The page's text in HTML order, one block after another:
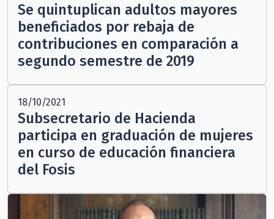
Se quintuplican adultos mayores
beneficiados por rebaja de
contribuciones en comparación a
segundo semestre de 2019
18/10/2021
Subsecretario de Hacienda
participa en graduación de mujeres
en curso de educación financiera
del Fosis